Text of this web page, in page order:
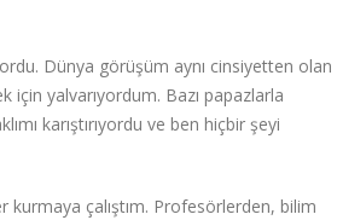
Dünya görüşüm aynı cinsiyetten olan
yalvarıyordum. Bazı papazlarla
karıştırıyordu ve ben hiçbir şeyi
çalıştım. Profesörlerden, bilim